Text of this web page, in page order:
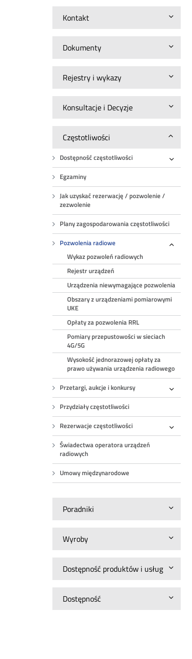
Kontakt
Dokumenty
Rejestry i wykazy
Konsultacje i Decyzje
Częstotliwości
Dostępność częstotliwości
Rozwiń
Egzaminy
Jak uzyskać rezerwację / pozwolenie /
zezwolenie
Plany zagospodarowania częstotliwości
Pozwolenia radiowe
Wykaz pozwoleń radiowych
Rejestr urządzeń
Urządzenia niewymagające pozwolenia
Obszary z urządzeniami pomiarowymi
UKE
Opłaty za pozwolenia RRL
Pomiary przepustowości w sieciach
4G/5G
Wysokość jednorazowej opłaty za
prawo używania urządzenia radiowego
Przetargi, aukcje i konkursy
Rozwiń
Przydziały częstotliwości
Rezerwacje częstotliwości
Rozwiń
Świadectwa operatora urządzeń
radiowych
Umowy międzynarodowe
Poradniki
Wyroby
Dostępność produktów i usług
Dostępność